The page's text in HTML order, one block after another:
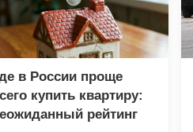
в России проще
купить квартиру:
рейтинг